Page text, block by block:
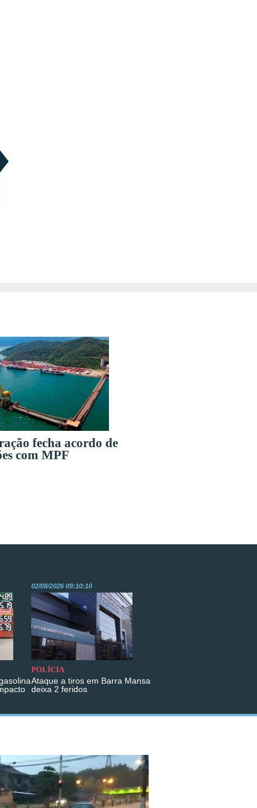
fecha acordo de
com MPF
02/08/2026 09:10:10
POLÍCIA
Ataque a tiros em Barra Mansa
deixa 2 feridos